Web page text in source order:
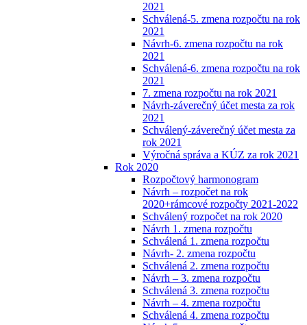
2021
Schválená-5. zmena rozpočtu na rok
2021
Návrh-6. zmena rozpočtu na rok
2021
Schválená-6. zmena rozpočtu na rok
2021
7. zmena rozpočtu na rok 2021
Návrh-záverečný účet mesta za rok
2021
Schválený-záverečný účet mesta za
rok 2021
Výročná správa a KÚZ za rok 2021
Rok 2020
Rozpočtový harmonogram
Návrh – rozpočet na rok
2020+rámcové rozpočty 2021-2022
Schválený rozpočet na rok 2020
Návrh 1. zmena rozpočtu
Schválená 1. zmena rozpočtu
Návrh- 2. zmena rozpočtu
Schválená 2. zmena rozpočtu
Návrh – 3. zmena rozpočtu
Schválená 3. zmena rozpočtu
Návrh – 4. zmena rozpočtu
Schválená 4. zmena rozpočtu